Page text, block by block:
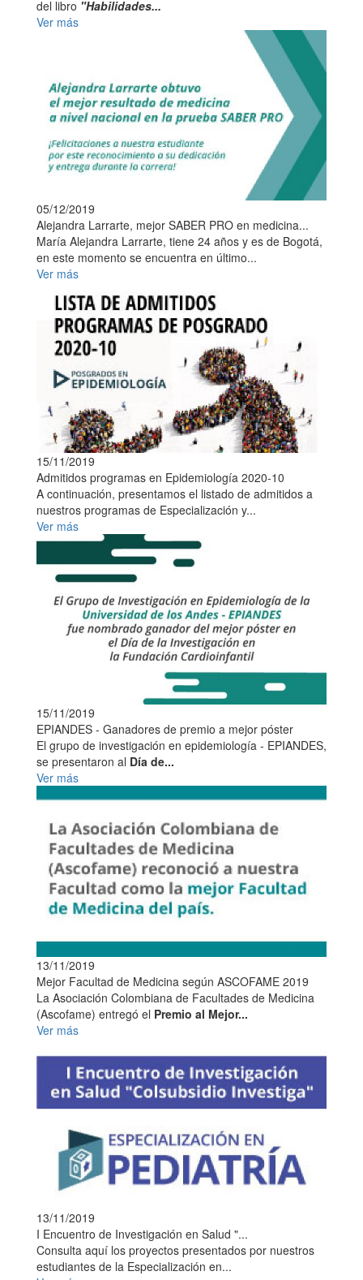
del libro "Habilidades...
Ver más
05/12/2019
Alejandra Larrarte, mejor SABER PRO en medicina...
María Alejandra Larrarte, tiene 24 años y es de Bogotá,
en este momento se encuentra en último...
Ver más
15/11/2019
Admitidos programas en Epidemiología 2020-10
A continuación, presentamos el listado de admitidos a
nuestros programas de Especialización y...
Ver más
15/11/2019
EPIANDES - Ganadores de premio a mejor póster
El grupo de investigación en epidemiología - EPIANDES,
se presentaron al Día de...
Ver más
13/11/2019
Mejor Facultad de Medicina según ASCOFAME 2019
La Asociación Colombiana de Facultades de Medicina
(Ascofame) entregó el Premio al Mejor...
Ver más
13/11/2019
I Encuentro de Investigación en Salud "...
Consulta aquí los proyectos presentados por nuestros
estudiantes de la Especialización en...